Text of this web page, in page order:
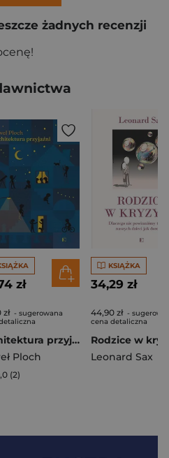
żadnych recenzji
zł
- sugerowana
Architektura przyjaźni
Ploch
(2)
KSIĄŻKA
34,29 zł
44,90 zł -
cena detaliczna
Leonard Sax